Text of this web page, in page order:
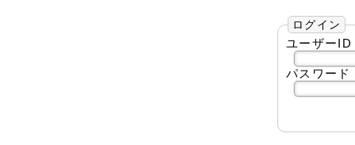
ログイン
ユーザーID
パスワード